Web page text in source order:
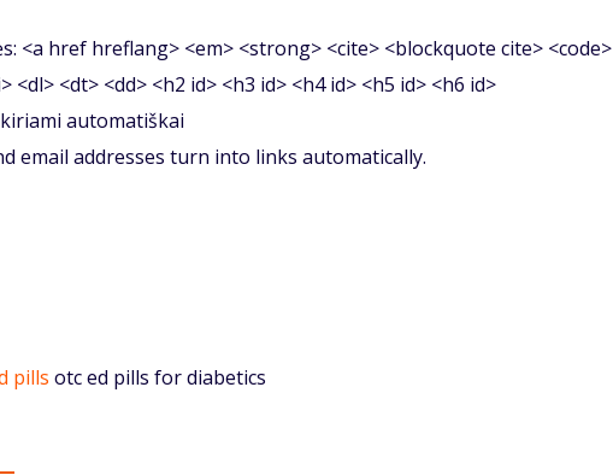
<a href hreflang> <em> <strong> <cite> <blockquote cite>
<dl> <dt> <dd> <h2 id> <h3 id> <h4 id> <h5 id> <h6 id>
automatiškai
email addresses turn into links automatically.
pills otc ed pills for diabetics